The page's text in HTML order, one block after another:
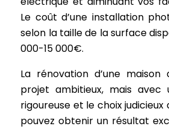
Le coût d’une installation
selon la taille de la surface
000-15 000€.
La rénovation d’une
projet ambitieux, mais avec
rigoureuse et le choix judicieux
pouvez obtenir un résultat